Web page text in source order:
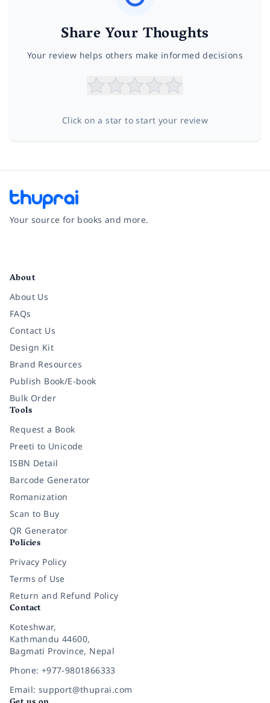
Share Your Thoughts
Your review helps others make informed decisions
Click on a star to start your review
Your source for books and more.
About
About Us
FAQs
Contact Us
Design Kit
Brand Resources
Publish Book/E-book
Bulk Order
Tools
Request a Book
Preeti to Unicode
ISBN Detail
Barcode Generator
Romanization
Scan to Buy
QR Generator
Policies
Privacy Policy
Terms of Use
Return and Refund Policy
Contact
Koteshwar,
Kathmandu 44600,
Bagmati Province, Nepal
Phone: +977-9801866333
Email: support@thuprai.com